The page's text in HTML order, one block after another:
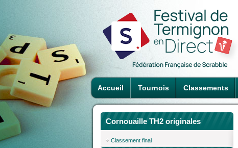
Accueil Tournois Classements
Cornouaille TH2 originales
Classement final